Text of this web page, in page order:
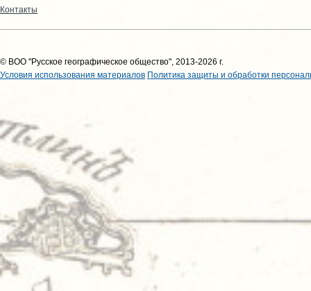
Контакты
© ВОО "Русское географическое общество", 2013-2026 г.
Условия использования материалов Политика защиты и обработки